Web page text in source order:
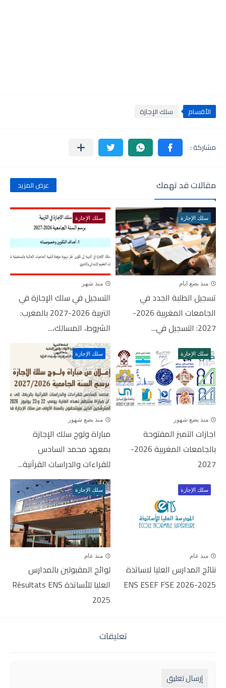
الأقسام سلك الإجازة
مقالات قد تهمك عرض المزيد
سلك الإجازة
منذ بضع ايام
تسجيل الطلبة الجدد في
الجامعات المغربية 2026-
2027: التسجيل في...
سلك الإجازة
منذ شهر
التسجيل في سلك الإجازة في
التربية 2026-2027 بالمغرب:
الشروط، المسالك،...
سلك الإجازة
منذ بضع شهور
اجازات التميز المفتوحة
بالجامعات المغربية 2026-
2027
سلك الإجازة
منذ بضع شهور
مباراة ولوج سلك الإجازة
بمعهد محمد السادس
للقراءات والدراسات القرآنية...
سلك الإجازة
منذ عام
نتائج المدارس العليا لاساتذة
ENS ESEF FSE 2026-2025
سلك الإجازة
منذ عام
لوائح المقبولين بالمدارس
العليا للأساتذة Résultats ENS
2025
تعليقات
إرسال تعليق